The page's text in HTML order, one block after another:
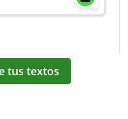
tus textos